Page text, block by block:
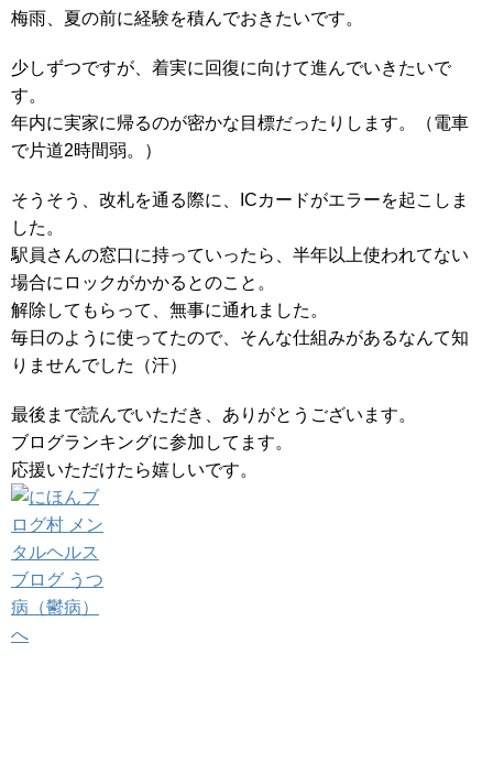
梅雨、夏の前に経験を積んでおきたいです。
少しずつですが、着実に回復に向けて進んでいきたいで
す。
年内に実家に帰るのが密かな目標だったりします。（電車
で片道2時間弱。）
そうそう、改札を通る際に、ICカードがエラーを起こしま
した。
駅員さんの窓口に持っていったら、半年以上使われてない
場合にロックがかかるとのこと。
解除してもらって、無事に通れました。
毎日のように使ってたので、そんな仕組みがあるなんて知
りませんでした（汗）
最後まで読んでいただき、ありがとうございます。
ブログランキングに参加してます。
応援いただけたら嬉しいです。